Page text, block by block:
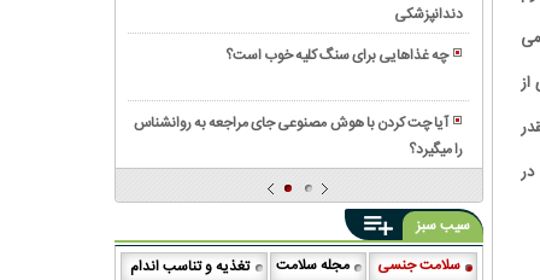
دندانپزشکی
چه غذاهایی برای سنگ کلیه خوب است؟
آیا چت کردن با هوش مصنوعی جای مراجعه به روانشناس
را میگیرد؟
شما
هنوز
استفاده
تا
سیب سبز
سلامت جنسی
مجله سلامت تغذیه و تناسب اندام